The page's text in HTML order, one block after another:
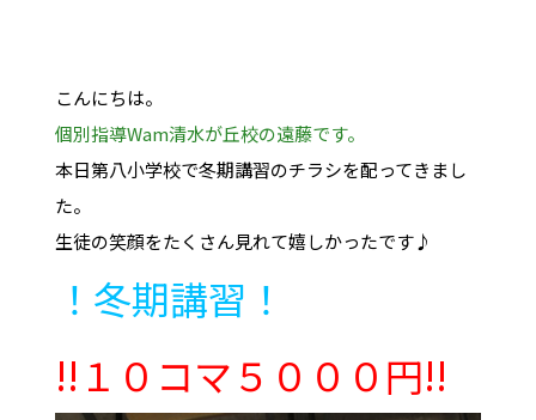
こんにちは。
個別指導Wam清水が丘校の遠藤です。
本日第八小学校で冬期講習のチラシを配ってきまし
た。
生徒の笑顔をたくさん見れて嬉しかったです♪
！冬期講習！
!!１０コマ５０００円!!